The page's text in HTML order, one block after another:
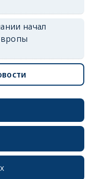
начал